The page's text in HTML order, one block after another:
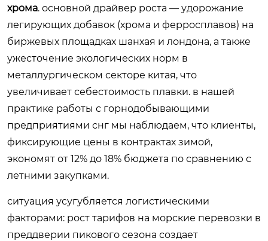
хрома. основной драйвер роста — удорожание
легирующих добавок (хрома и ферросплавов) на
биржевых площадках шанхая и лондона, а также
ужесточение экологических норм в
металлургическом секторе китая, что
увеличивает себестоимость плавки. в нашей
практике работы с горнодобывающими
предприятиями снг мы наблюдаем, что клиенты,
фиксирующие цены в контрактах зимой,
экономят от 12% до 18% бюджета по сравнению с
летними закупками.
ситуация усугубляется логистическими
факторами: рост тарифов на морские перевозки в
преддверии пикового сезона создает